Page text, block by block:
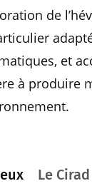
de
et
à produire
Le